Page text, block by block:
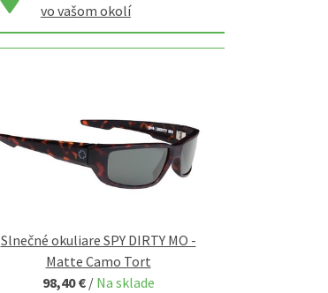
vo vašom okolí
Slnečné okuliare SPY DIRTY MO -
Matte Camo Tort
98,40 € / Na sklade